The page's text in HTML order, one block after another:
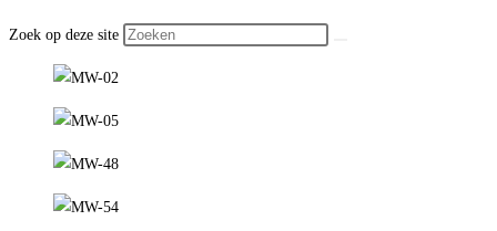
Zoek op deze site